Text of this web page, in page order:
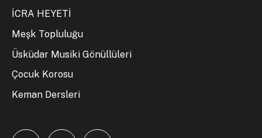
İCRA HEYETİ
Meşk Topluluğu
Üsküdar Musiki Gönüllüleri
Çocuk Korosu
Keman Dersleri